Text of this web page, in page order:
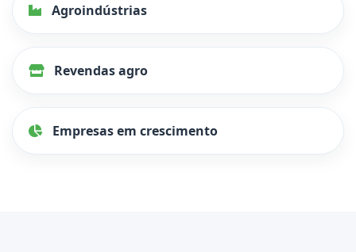
Agroindústrias
Revendas agro
Empresas em crescimento